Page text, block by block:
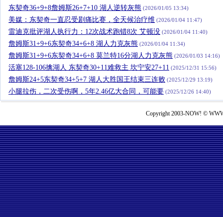
东契奇36+9+8詹姆斯26+7+10 湖人逆转灰熊 (2026/01/05 13:34)
美媒：东契奇一直忍受剧痛比赛，全天候治疗维 (2026/01/04 11:47)
雷迪克批评湖人执行力：12次战术跑错8次 艾顿没 (2026/01/04 11:40)
詹姆斯31+9+6东契奇34+6+8 湖人力克灰熊 (2026/01/04 11:34)
詹姆斯31+9+6东契奇34+6+8 莫兰特16分湖人力克灰熊 (2026/01/03 14:16)
活塞128-106擒湖人 东契奇30+11难救主 坎宁安27+11 (2025/12/31 15:56)
詹姆斯24+5东契奇34+5+7 湖人大胜国王结束三连败 (2025/12/29 13:19)
小腿拉伤，二次受伤啊，5年2.46亿大合同，可能要 (2025/12/26 14:40)
Copyright 2003-NOW! ©